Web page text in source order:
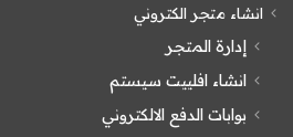
انشاء متجر الكتروني
إدارة المتجر
انشاء افلييت سيستم
بوابات الدفع الالكتروني